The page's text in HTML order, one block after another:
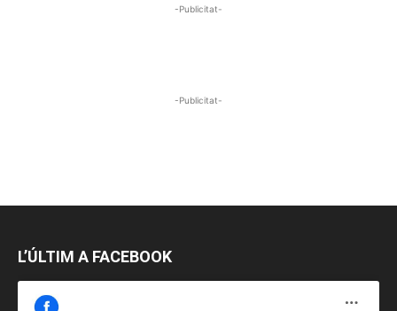
-Publicitat-
-Publicitat-
L’ÚLTIM A FACEBOOK